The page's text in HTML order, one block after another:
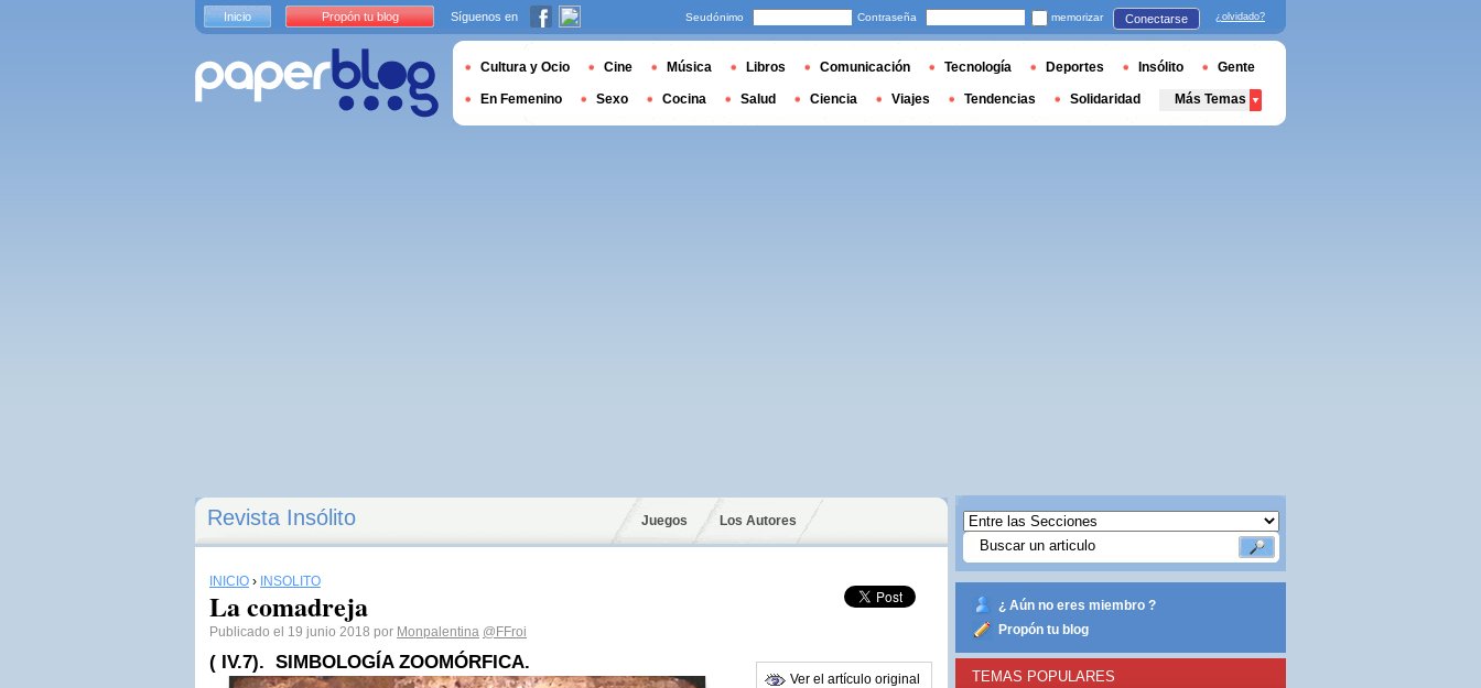
Revista Insólito Juegos Los Autores
INICIO › INSÓLITO
La comadreja
Publicado el 19 junio 2018 por Monpalentina @FFroi
( IV.7). SIMBOLOGÍA ZOOMÓRFICA.
Ver el artículo original
¿ Aún no eres miembro ?
Propón tu blog
TEMAS POPULARES
Inicio Propón tu blog Síguenos en Seudónimo Contraseña memorizar Conectarse ¿olvidado?
Cultura y Ocio Cine Música Libros Comunicación Tecnología Deportes Insólito Gente
En Femenino Sexo Cocina Salud Ciencia Viajes Tendencias Solidaridad Más Temas